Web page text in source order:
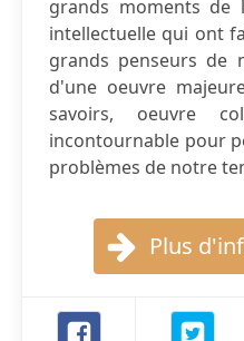
grands moments de
intellectuelle qui ont
grands penseurs de
d'une oeuvre
savoirs, oeuvre
incontournable pour
problèmes de notre
Plus